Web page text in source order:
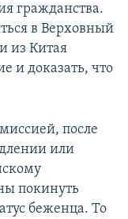
гражданства.
в Верховный
из Китая
и доказать, что
после
или
покинуть
беженца. То